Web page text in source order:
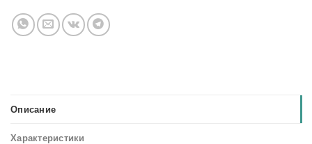
Описание
Характеристики